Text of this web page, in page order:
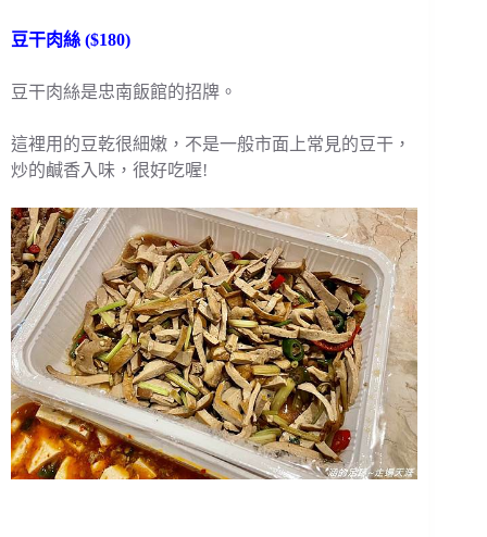
豆干肉絲 ($180)
豆干肉絲是忠南飯館的招牌。
這裡用的豆乾很細嫩，不是一般市面上常見的豆干，
炒的鹹香入味，很好吃喔!